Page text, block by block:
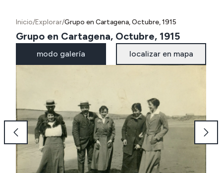
Inicio/Explorar/Grupo en Cartagena, Octubre, 1915
Grupo en Cartagena, Octubre, 1915
modo galería localizar en mapa